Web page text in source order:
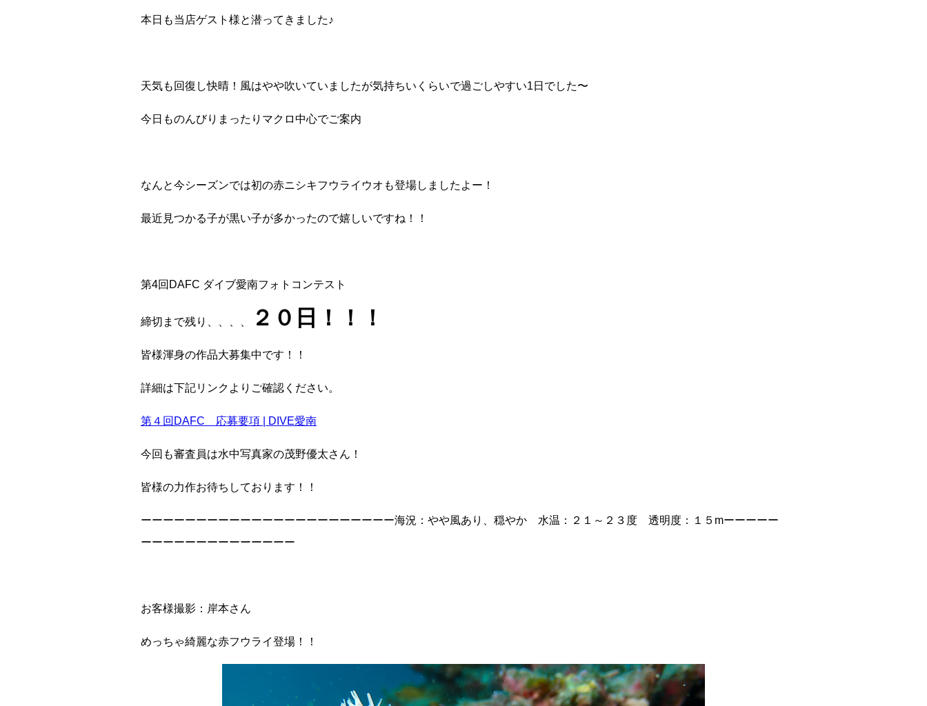
本日も当店ゲスト様と潜ってきました♪
天気も回復し快晴！風はやや吹いていましたが気持ちいくらいで過ごしやすい1日でした〜
今日ものんびりまったりマクロ中心でご案内
なんと今シーズンでは初の赤ニシキフウライウオも登場しましたよー！
最近見つかる子が黒い子が多かったので嬉しいですね！！
第4回DAFC ダイブ愛南フォトコンテスト
締切まで残り、、、、 ２０日！！！
皆様渾身の作品大募集中です！！
詳細は下記リンクよりご確認ください。
第４回DAFC 応募要項 | DIVE愛南
今回も審査員は水中写真家の茂野優太さん！
皆様の力作お待ちしております！！
ーーーーーーーーーーーーーーーーーーーーーーー海況：やや風あり、穏やか 水温：２１～２３度 透明度：１５mーーーーー
ーーーーーーーーーーーーーー
お客様撮影：岸本さん
めっちゃ綺麗な赤フウライ登場！！